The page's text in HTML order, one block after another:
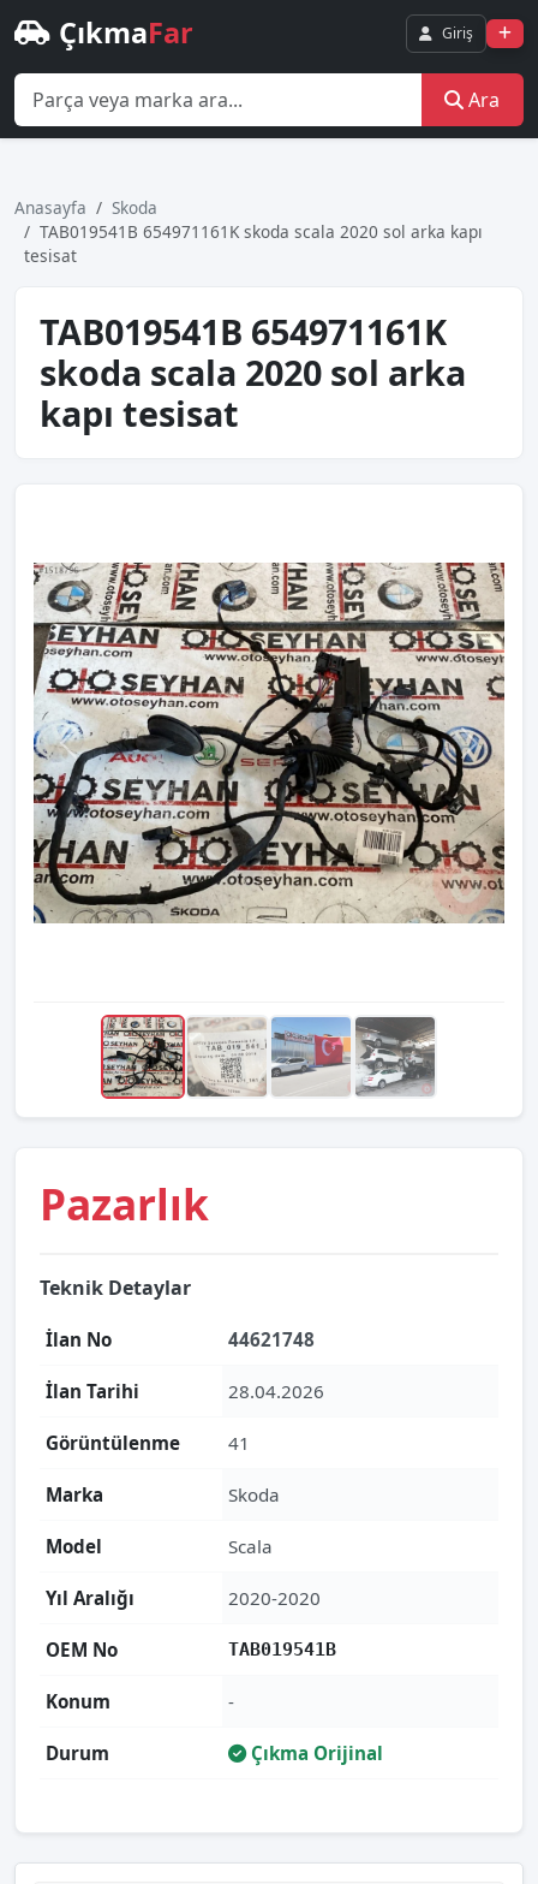
ÇıkmaFar Giriş
Ara
Anasayfa
Skoda
TAB019541B 654971161K skoda scala 2020 sol arka kapı
tesisat
TAB019541B 654971161K
skoda scala 2020 sol arka
kapı tesisat
Pazarlık
Teknik Detaylar
İlan No 44621748
İlan Tarihi 28.04.2026
Görüntülenme 41
Marka Skoda
Model Scala
Yıl Aralığı 2020-2020
OEM No TAB019541B
Konum -
Durum Çıkma Orijinal